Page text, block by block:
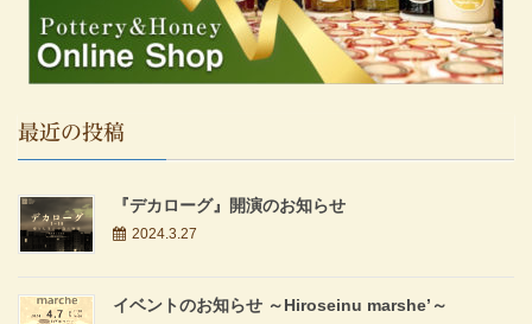
最近の投稿
『デカローグ』開演のお知らせ
2024.3.27
イベントのお知らせ ～Hiroseinu marshe’～